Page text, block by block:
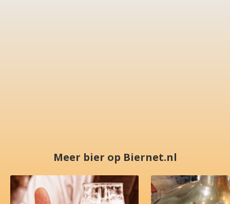
Meer bier op Biernet.nl